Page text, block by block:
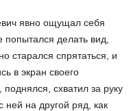
явно ощущал себя
делать вид,
старался спрятаться, и
в экран своего
схватил за руку
ней на другой ряд, как